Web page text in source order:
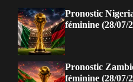
Pronostic
féminine (28/07/
Pronostic
féminine (28/07/